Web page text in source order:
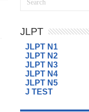
JLPT
JLPT N1
JLPT N2
JLPT N3
JLPT N4
JLPT N5
J TEST